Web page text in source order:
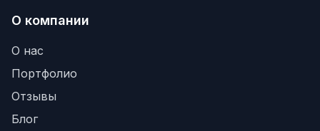
О компании
О нас
Портфолио
Отзывы
Блог